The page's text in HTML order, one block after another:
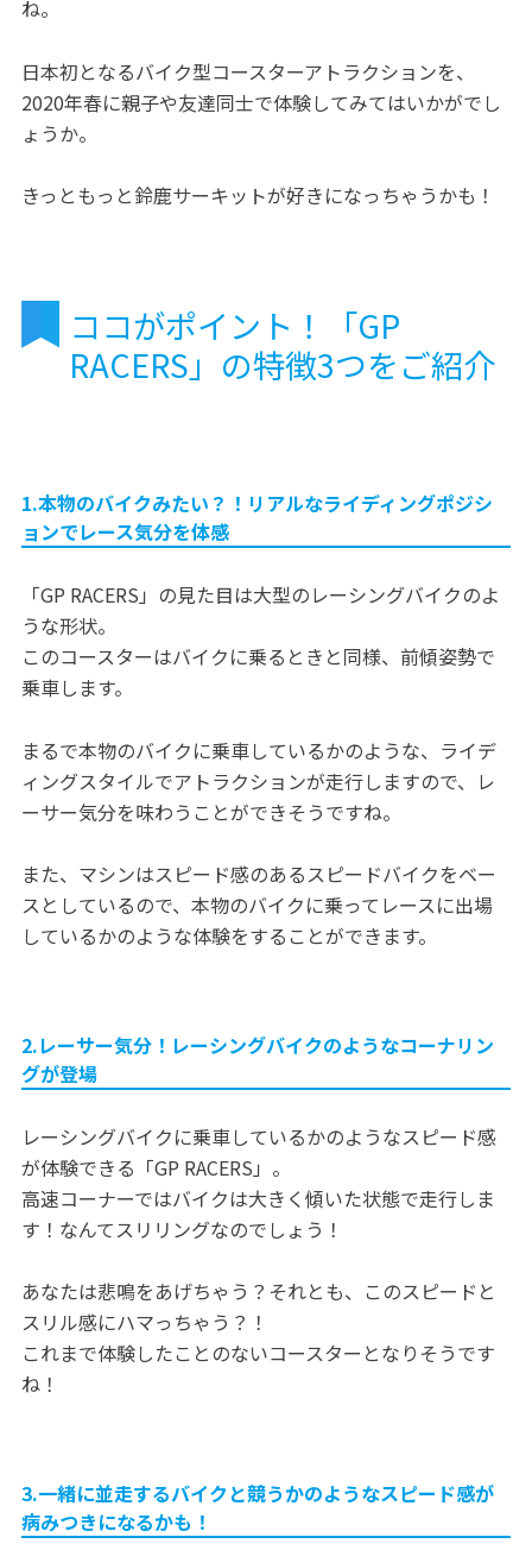
ね。
日本初となるバイク型コースターアトラクションを、
2020年春に親子や友達同士で体験してみてはいかがでし
ょうか。
きっともっと鈴鹿サーキットが好きになっちゃうかも！
ココがポイント！「GP
RACERS」の特徴3つをご紹介
1.本物のバイクみたい？！リアルなライディングポジシ
ョンでレース気分を体感
「GP RACERS」の見た目は大型のレーシングバイクのよ
うな形状。
このコースターはバイクに乗るときと同様、前傾姿勢で
乗車します。
まるで本物のバイクに乗車しているかのような、ライデ
ィングスタイルでアトラクションが走行しますので、レ
ーサー気分を味わうことができそうですね。
また、マシンはスピード感のあるスピードバイクをベー
スとしているので、本物のバイクに乗ってレースに出場
しているかのような体験をすることができます。
2.レーサー気分！レーシングバイクのようなコーナリン
グが登場
レーシングバイクに乗車しているかのようなスピード感
が体験できる「GP RACERS」。
高速コーナーではバイクは大きく傾いた状態で走行しま
す！なんてスリリングなのでしょう！
あなたは悲鳴をあげちゃう？それとも、このスピードと
スリル感にハマっちゃう？！
これまで体験したことのないコースターとなりそうです
ね！
3.一緒に並走するバイクと競うかのようなスピード感が
病みつきになるかも！